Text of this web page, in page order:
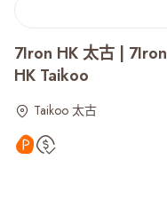
7Iron HK 太古 | 7Iron
HK Taikoo
Taikoo 太古